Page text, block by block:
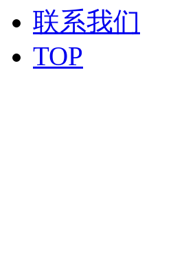
联系我们
TOP